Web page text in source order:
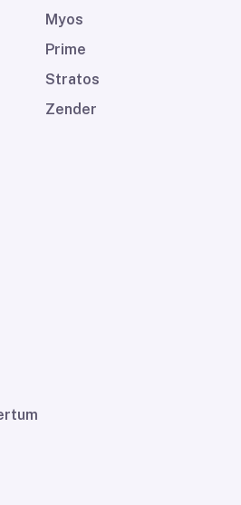
Myos
Prime
Stratos
Zender